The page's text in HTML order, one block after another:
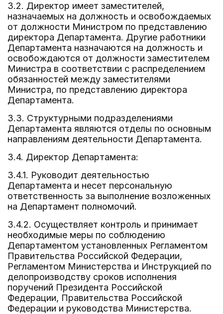
3.2. Директор имеет заместителей,
назначаемых на должность и освобождаемых
от должности Министром по представлению
директора Департамента. Другие работники
Департамента назначаются на должность и
освобождаются от должности заместителем
Министра в соответствии с распределением
обязанностей между заместителями
Министра, по представлению директора
Департамента.
3.3. Структурными подразделениями
Департамента являются отделы по основным
направлениям деятельности Департамента.
3.4. Директор Департамента:
3.4.1. Руководит деятельностью
Департамента и несет персональную
ответственность за выполнение возложенных
на Департамент полномочий.
3.4.2. Осуществляет контроль и принимает
необходимые меры по соблюдению
Департаментом установленных Регламентом
Правительства Российской Федерации,
Регламентом Министерства и Инструкцией по
делопроизводству сроков исполнения
поручений Президента Российской
Федерации, Правительства Российской
Федерации и руководства Министерства.